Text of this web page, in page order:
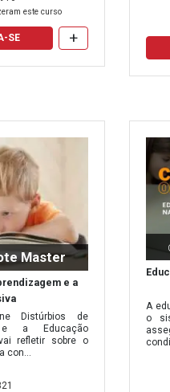
Faça a sua inscrição em
este curso
SE +
Master
e a
Distúrbios de
e a Educação
refletir sobre o
con...
A
o